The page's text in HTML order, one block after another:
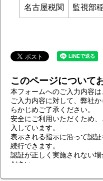
名古屋税関
監視部
このページについて